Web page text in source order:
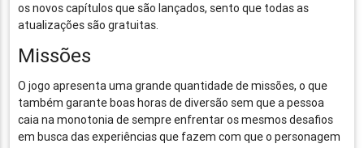
os novos capítulos que são lançados, sento que todas as
atualizações são gratuitas.
Missões
O jogo apresenta uma grande quantidade de missões, o que
também garante boas horas de diversão sem que a pessoa
caia na monotonia de sempre enfrentar os mesmos desafios
em busca das experiências que fazem com que o personagem